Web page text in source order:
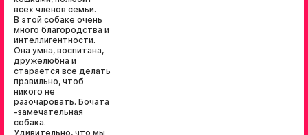
всех членов семьи.
В этой собаке очень
много благородства и
интеллигентности.
Она умна, воспитана,
дружелюбна и
старается все делать
правильно, чтоб
никого не
разочаровать. Бочата
-замечательная
собака.
Удивительно, что мы